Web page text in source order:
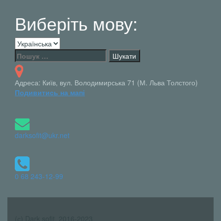
Виберіть мову:
Виберіть
мову:
Пошук:
Адреса: Київ, вул. Володимирська 71 (М. Льва Толстого)
Подивитись на мапі
darksofit@ukr.net
0 68 243-12-99